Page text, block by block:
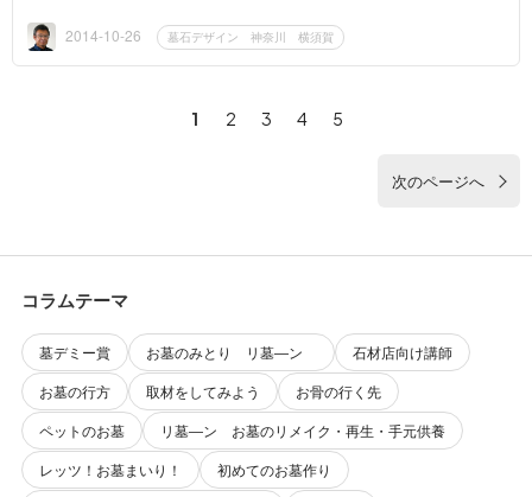
持ってい...2014-10-26 墓石デザイン 神奈川 横須賀
1 2 3 4 5
次のページへ
コラムテーマ
墓デミー賞 お墓のみとり リ墓―ン
石材店向け講師
お墓の行方
取材をしてみよう
お骨の行く先
ペットのお墓
リ墓―ン お墓のリメイク・再生・手元供養
レッツ！お墓まいり！
初めてのお墓作り